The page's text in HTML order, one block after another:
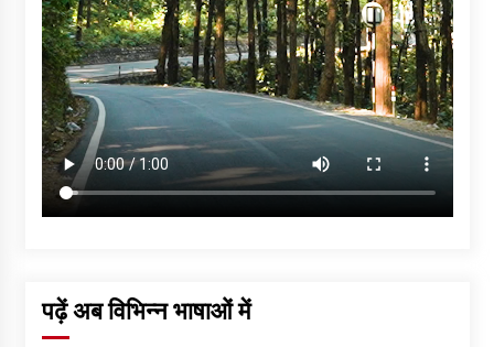
पढ़ें अब विभिन्न भाषाओं में